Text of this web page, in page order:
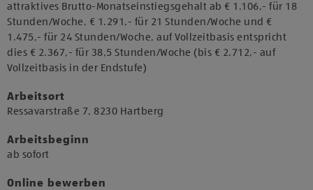
attraktives Brutto-Monatseinstiegsgehalt ab € 1.106,- für 18
Stunden/Woche, € 1.291,- für 21 Stunden/Woche und €
1.475,- für 24 Stunden/Woche, auf Vollzeitbasis entspricht
dies € 2.367,- für 38,5 Stunden/Woche (bis € 2.712,- auf
Vollzeitbasis in der Endstufe)
Arbeitsort
​Ressavarstraße 7, 8230 Hartberg​
Arbeitsbeginn
​ab sofort​
Online bewerben